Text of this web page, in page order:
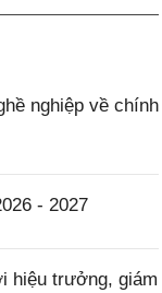
nghiệp về chính
- 2027
hiệu trưởng, giám